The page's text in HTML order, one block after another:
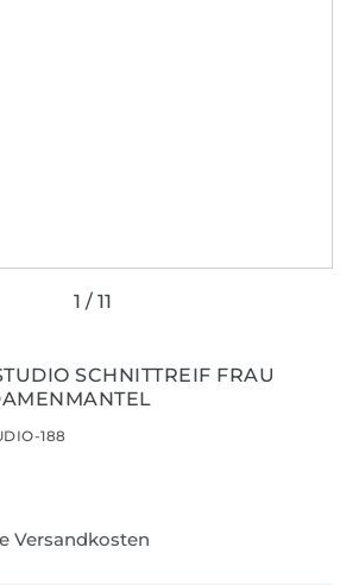
SCHNITTREIF FRAU
188
Versandkosten